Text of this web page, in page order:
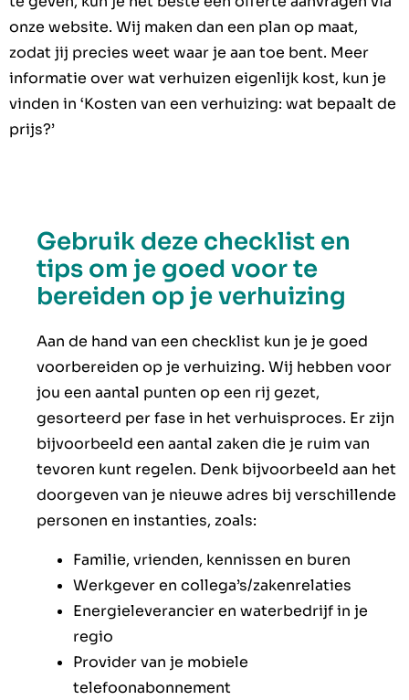
onze website. Wij maken dan een plan op maat,
zodat jij precies weet waar je aan toe bent. Meer
informatie over wat verhuizen eigenlijk kost, kun je
vinden in ‘Kosten van een verhuizing: wat bepaalt de
prijs?’
Gebruik deze checklist en
tips om je goed voor te
bereiden op je verhuizing
Aan de hand van een checklist kun je je goed
voorbereiden op je verhuizing. Wij hebben voor
jou een aantal punten op een rij gezet,
gesorteerd per fase in het verhuisproces. Er zijn
bijvoorbeeld een aantal zaken die je ruim van
tevoren kunt regelen. Denk bijvoorbeeld aan het
doorgeven van je nieuwe adres bij verschillende
personen en instanties, zoals:
Familie, vrienden, kennissen en buren
Werkgever en collega’s/zakenrelaties
Energieleverancier en waterbedrijf in je
regio
Provider van je mobiele
telefoonabonnement